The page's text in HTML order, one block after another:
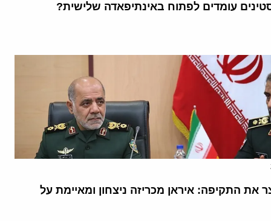
עומדים לפתוח באינתיפאדה שלישית?
את התקיפה: איראן מכריזה ניצחון ומאיימת על